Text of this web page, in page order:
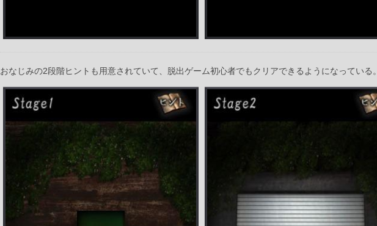
おなじみの2段階ヒントも用意されていて、脱出ゲーム初心者でもクリアできるようになっている。